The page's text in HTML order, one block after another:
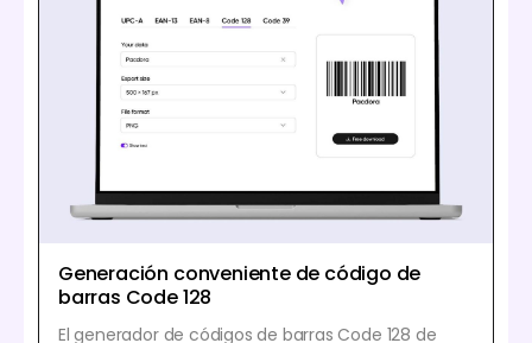
Generación conveniente de código de
barras Code 128
El generador de códigos de barras Code 128 de